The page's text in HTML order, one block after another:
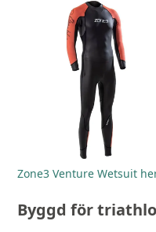
Zone3 Venture Wetsuit
Byggd för